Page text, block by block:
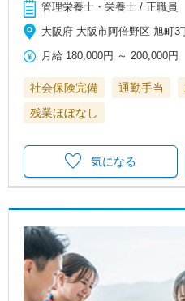
管理栄養士・栄養士 / 正職員
大阪府 大阪市阿倍野区 旭町3
月給 180,000円 ～200,000円
社会保険完備 通勤手当
残業ほぼなし
気になる